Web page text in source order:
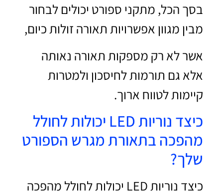
בסך הכל, מתקני ספורט יכולים לבחור
מבין מגוון אפשרויות תאורה זולות כיום,
אשר לא רק מספקות תאורה נאותה
אלא גם תורמות לחיסכון ולמטרות
קיימות לטווח ארוך.
כיצד נוריות LED יכולות לחולל
מהפכה בתאורת מגרש הספורט
שלך?
כיצד נוריות LED יכולות לחולל מהפכה